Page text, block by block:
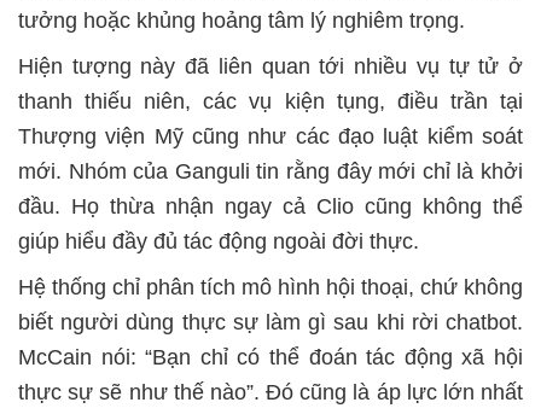
tưởng hoặc khủng hoảng tâm lý nghiêm trọng.
Hiện tượng này đã liên quan tới nhiều vụ tự tử ở
thanh thiếu niên, các vụ kiện tụng, điều trần tại
Thượng viện Mỹ cũng như các đạo luật kiểm soát
mới. Nhóm của Ganguli tin rằng đây mới chỉ là khởi
đầu. Họ thừa nhận ngay cả Clio cũng không thể
giúp hiểu đầy đủ tác động ngoài đời thực.
Hệ thống chỉ phân tích mô hình hội thoại, chứ không
biết người dùng thực sự làm gì sau khi rời chatbot.
McCain nói: “Bạn chỉ có thể đoán tác động xã hội
thực sự sẽ như thế nào”. Đó cũng là áp lực lớn nhất